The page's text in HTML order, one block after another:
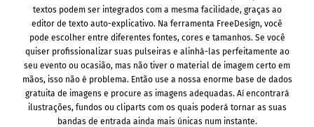
textos podem ser integrados com a mesma facilidade, graças ao
editor de texto auto-explicativo. Na ferramenta FreeDesign, você
pode escolher entre diferentes fontes, cores e tamanhos. Se você
quiser profissionalizar suas pulseiras e alinhá-las perfeitamente ao
seu evento ou ocasião, mas não tiver o material de imagem certo em
mãos, isso não é problema. Então use a nossa enorme base de dados
gratuita de imagens e procure as imagens adequadas. Aí encontrará
ilustrações, fundos ou cliparts com os quais poderá tornar as suas
bandas de entrada ainda mais únicas num instante.